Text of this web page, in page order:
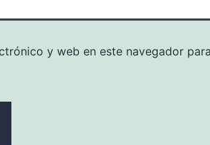
y web en este navegador